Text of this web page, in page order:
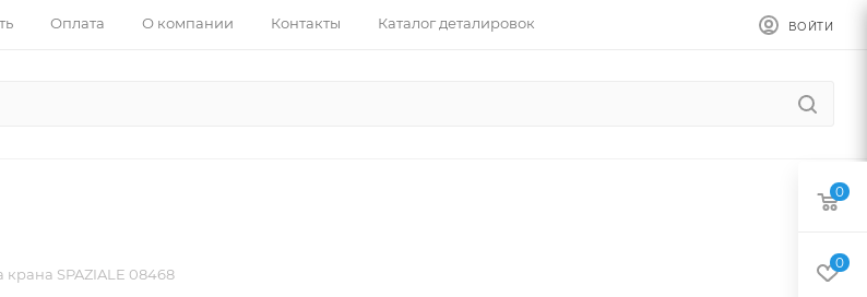
Оплата О компании Контакты Каталог деталировок ВОЙТИ
крана SPAZIALE 08468
0
0